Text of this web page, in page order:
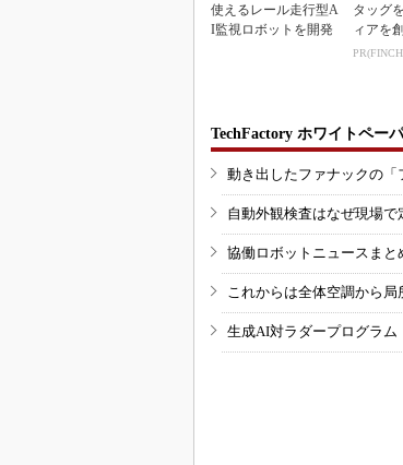
使えるレール走行型A
I監視ロボットを開発
タッグ
ィアを
TechFactory ホワイトペー
動き出したファナックの「
自動外観検査はなぜ現場
協働ロボットニュースまと
これからは全体空調から
生成AI対ラダープログラム